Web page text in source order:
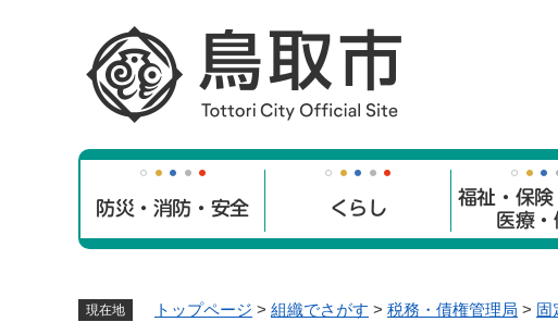
防災・消防・安全 くらし
福祉・保険
医療・
現在地 トップページ > 組織でさがす > 税務・債権管理局 > 固